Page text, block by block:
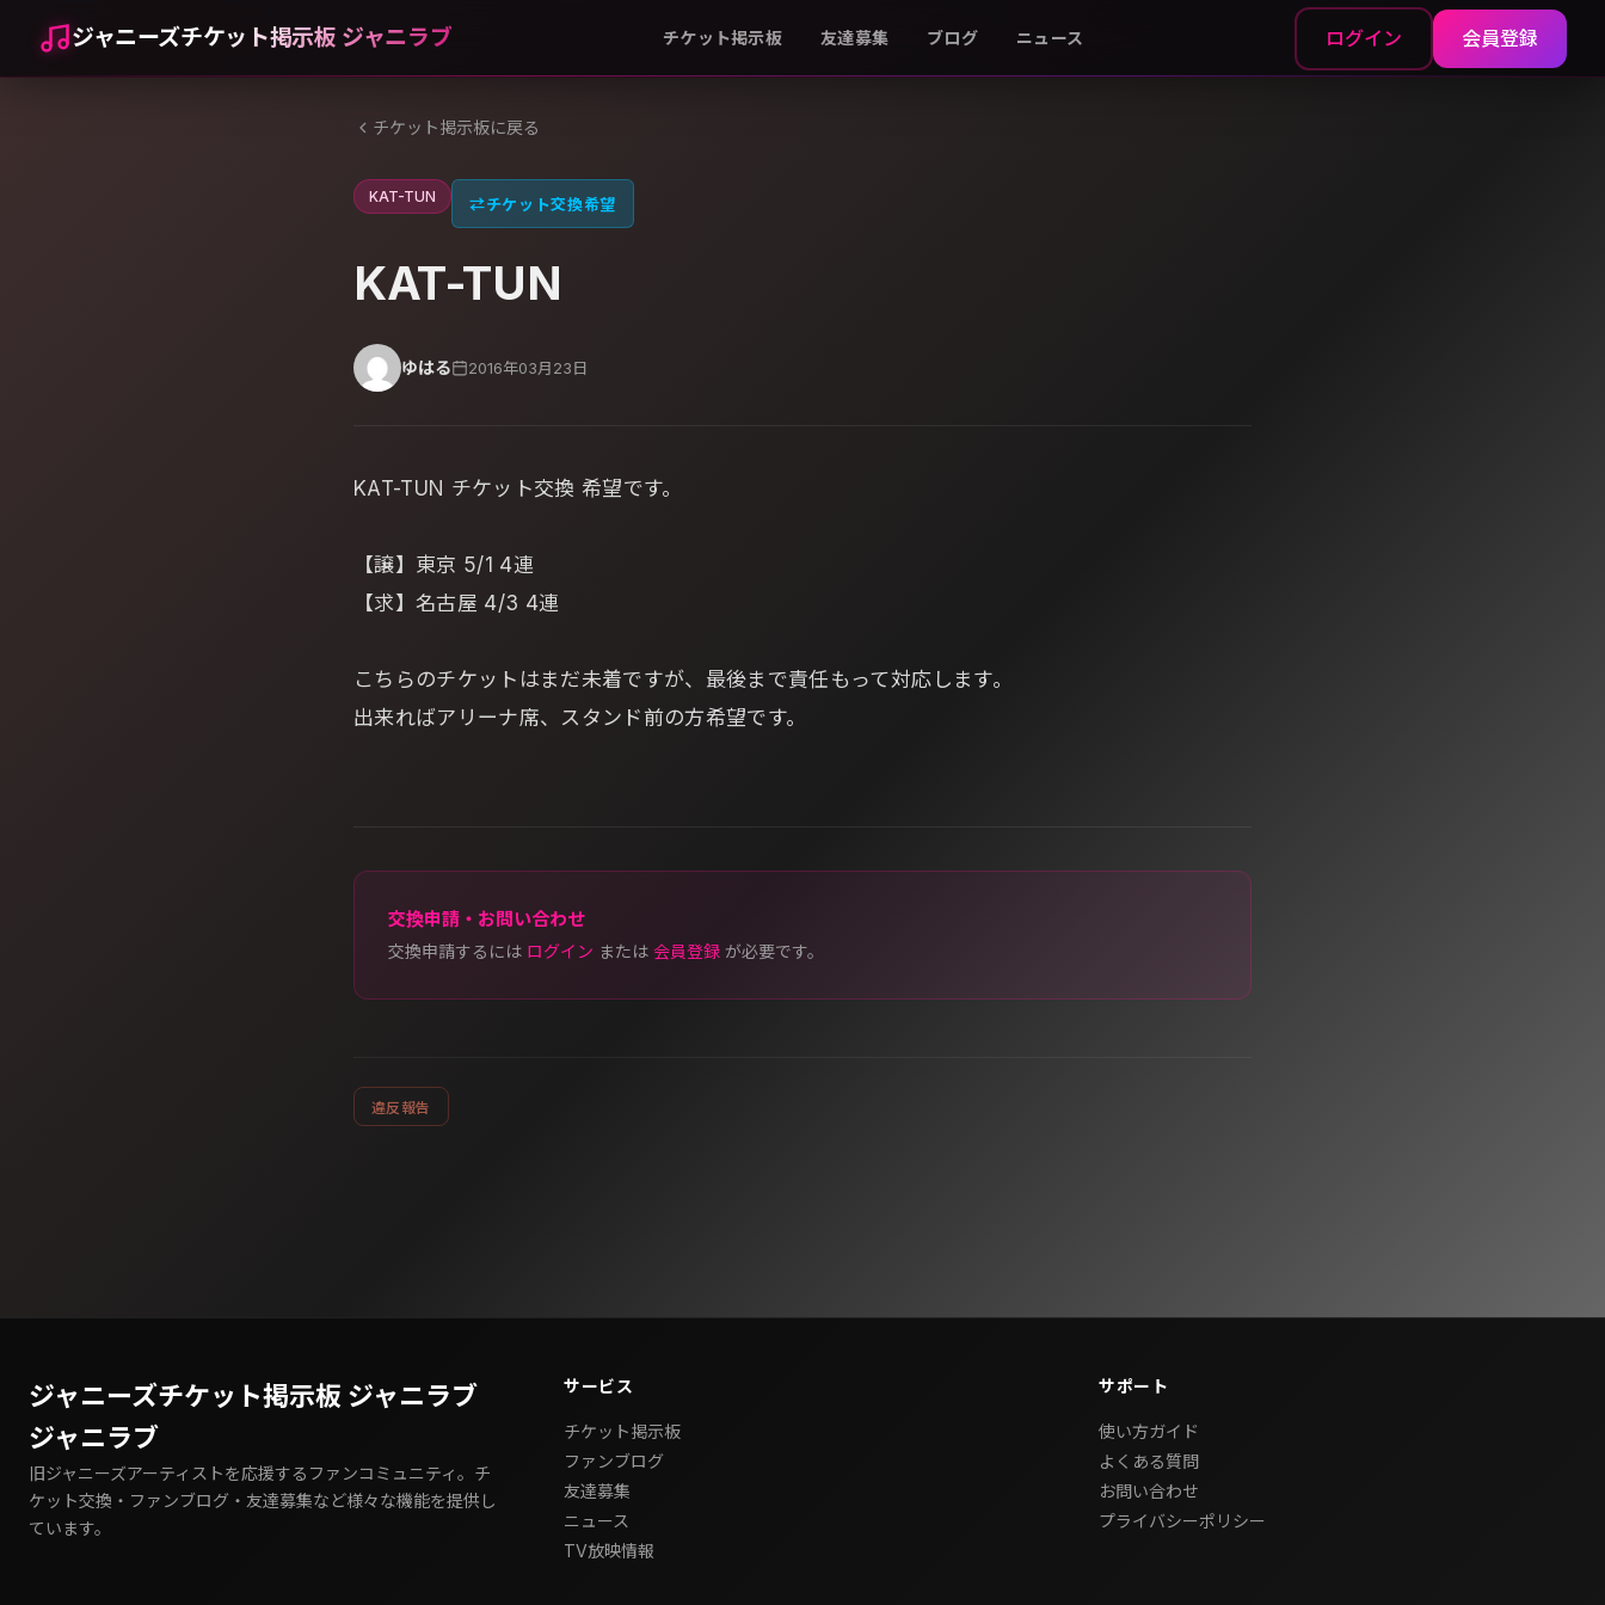
ジャニーズチケット掲示板 ジャニラブ チケット掲示板 友達募集 ブログ ニュース ログイン 会員登録
チケット掲示板に戻る
KAT-TUN ⇄チケット交換希望
KAT-TUN
ゆはる 2016年03月23日
KAT-TUN チケット交換 希望です。
【譲】東京 5/1 4連
【求】名古屋 4/3 4連
こちらのチケットはまだ未着ですが、最後まで責任もって対応します。
出来ればアリーナ席、スタンド前の方希望です。
交換申請・お問い合わせ
交換申請するには ログイン または 会員登録 が必要です。
違反報告
ジャニーズチケット掲示板 ジャニラブ
ジャニラブ
旧ジャニーズアーティストを応援するファンコミュニティ。チ
ケット交換・ファンブログ・友達募集など様々な機能を提供し
ています。
サービス
チケット掲示板
ファンブログ
友達募集
ニュース
TV放映情報
サポート
使い方ガイド
よくある質問
お問い合わせ
プライバシーポリシー